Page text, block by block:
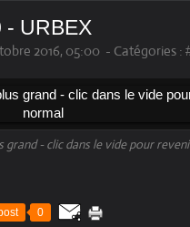
- URBEX
2016, 05:00 - Catégories :
grand - clic dans le vide pour
0